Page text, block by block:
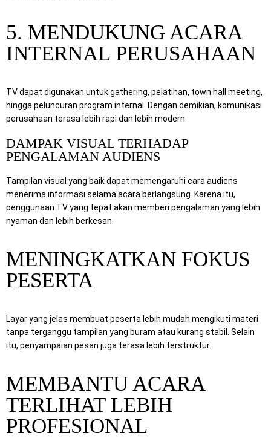
5. MENDUKUNG ACARA
INTERNAL PERUSAHAAN
TV dapat digunakan untuk gathering, pelatihan, town hall meeting,
hingga peluncuran program internal. Dengan demikian, komunikasi
perusahaan terasa lebih rapi dan lebih modern.
DAMPAK VISUAL TERHADAP
PENGALAMAN AUDIENS
Tampilan visual yang baik dapat memengaruhi cara audiens
menerima informasi selama acara berlangsung. Karena itu,
penggunaan TV yang tepat akan memberi pengalaman yang lebih
nyaman dan lebih berkesan.
MENINGKATKAN FOKUS
PESERTA
Layar yang jelas membuat peserta lebih mudah mengikuti materi
tanpa terganggu tampilan yang buram atau kurang stabil. Selain
itu, penyampaian pesan juga terasa lebih terstruktur.
MEMBANTU ACARA
TERLIHAT LEBIH
PROFESIONAL